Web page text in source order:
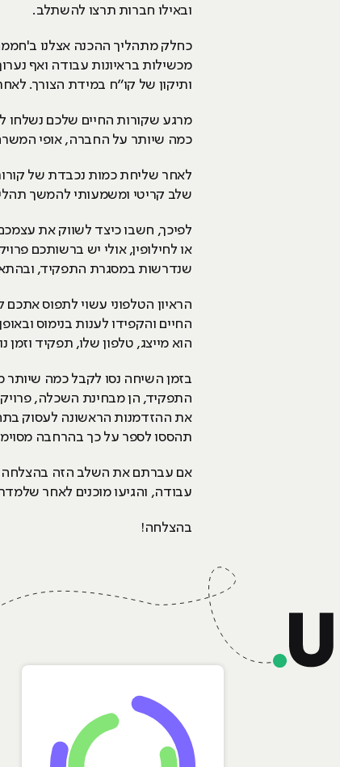
ובאילו חברות תרצו להשתלב.
מכשילות בראיונות עבודה ואף
ותיקון של קו“ח במידת הצורך.
מרגע שקורות החיים שלכם נשלחו
כמה שיותר על החברה, אופי
לאחר שליחת כמות נכבדת של
שלב קריטי ומשמעותי להמשך
לפיכך, חשבו כיצד לשווק את
או לחילופין, אולי יש ברשותכם
שנדרשות במסגרת התפקיד,
הראיון הטלפוני עשוי לתפוס
החיים והקפידו לענות בנימוס
הוא מייצג, טלפון שלו, תפקיד
בזמן השיחה נסו לקבל כמה
התפקיד, הן מבחינת השכלה, פרויקט
את ההזדמנות הראשונה לעסוק
תהססו לספר על כך בהרחבה
אם עברתם את השלב הזה בהצלחה -
עבודה, והגיעו מוכנים לאחר
בהצלחה!